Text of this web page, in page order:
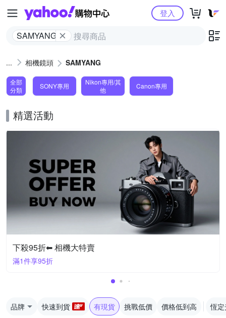
Yahoo購物中心
SAMYANG
登入
相機鏡頭 SAMYANG
全部
分類
SONY專用
Nikon專用/其
他
Canon專用
精選活動
下殺95折⬅︎ 相機大特賣
滿1件享95折
品牌 快速到貨 有現貨 挑戰低價 價格低到高 恆